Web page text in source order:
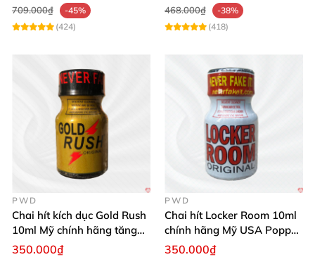
709.000₫
-45%
(424)
468.000₫
-38%
(418)
PWD
Chai hít kích dục Gold Rush
10ml Mỹ chính hãng tăng
khoái cảm
350.000₫
PWD
Chai hít Locker Room 10ml
chính hãng Mỹ USA Popper
mạnh mẽ kích thích
350.000₫